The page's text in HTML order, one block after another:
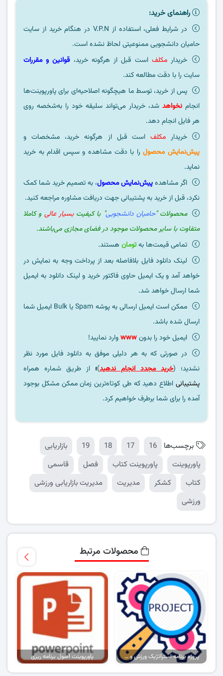
راهنمای خرید:
در شرایط فعلی، استفاده از V.P.N در هنگام خرید از سایت
حامیان دانشجویی ممنوعیتی لحاظ نشده است.
خریدارمکلف است قبل از هرگونه خرید،قوانین و مقررات
سایت را با دقت مطالعه کند.
پس از خرید، توسط ما هیچگونه اصلاحیه‌ای برای پاورپوینت‌ها
انجام نخواهد شد، خریدار می‌تواند سلیقه خود را به‌شخصه روی
هر فایل انجام دهد.
خریدارمکلف است قبل از هرگونه خرید، مشخصات و
پیش‌نمایش محصولرا با دقت مشاهده و سپس اقدام به خرید
نماید.
اگر مشاهدهپیش‌نمایش محصول، به تصمیم خرید شما کمک
نکرد، قبل از خرید به پشتیبانی جهت دریافت مشاوره مراجعه کنید.
محصولات "حامیان دانشجویی" با کیفیت بسیار عالی و کاملا
متفاوت با سایر محصولات موجود در فضای مجازی می‌باشند.
تمامی قیمت‌ها بهتومان هستند.
لینک دانلود فایل بلافاصله بعد از پرداخت وجه به نمایش در
خواهد آمد و یک ایمیل حاوی فاکتور خرید و لینک دانلود به ایمیل
شما ارسال خواهد شد.
ممکن است ایمیل ارسالی به پوشه Spam یا Bulk ایمیل شما
ارسال شده باشد.
ایمیل خود را بدونwwwوارد نمایید!
در صورتی که به هر دلیلی موفق به دانلود فایل مورد نظر
نشدید؛ (خرید مجدد انجام ندهید)؛ از طریق شماره همراه
پشتیبانی اطلاع دهید که طی کوتاه‌ترین زمان ممکن مشکل بوجود
آمده را برای شما برطرف خواهیم کرد.
برچسب‌ها 16
17
18
19
بازاریابی
پاورپوینت
پاورپوینت کتاب فصل
قاسمی
کتاب
کشکر مدیریت
مدیریت بازاریابی ورزشی
ورزشی
محصولات مرتبط
پروژه برنامه استراتژیک ورزش و تفریح آفریقای جنوبی (۲۰۱۵-۲۰۲۰) پاورپوینت اصول برنامه ریزی